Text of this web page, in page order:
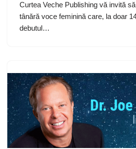
Curtea Veche Publishing vă invită
tânără voce feminină care, la doar
debutul…